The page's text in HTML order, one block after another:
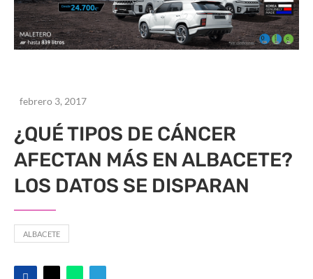
febrero 3, 2017
¿QUÉ TIPOS DE CÁNCER
AFECTAN MÁS EN ALBACETE?
LOS DATOS SE DISPARAN
ALBACETE